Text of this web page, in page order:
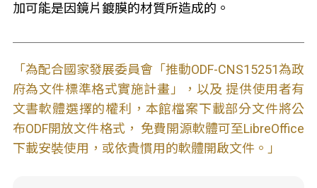
加可能是因鏡片鍍膜的材質所造成的。
「為配合國家發展委員會「推動ODF-CNS15251為政
府為文件標準格式實施計畫」，以及 提供使用者有
文書軟體選擇的權利，本館檔案下載部分文件將公
布ODF開放文件格式， 免費開源軟體可至LibreOffice
下載安裝使用，或依貴慣用的軟體開啟文件。」